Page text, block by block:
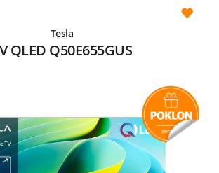
Tesla
QLED Q50E655GUS